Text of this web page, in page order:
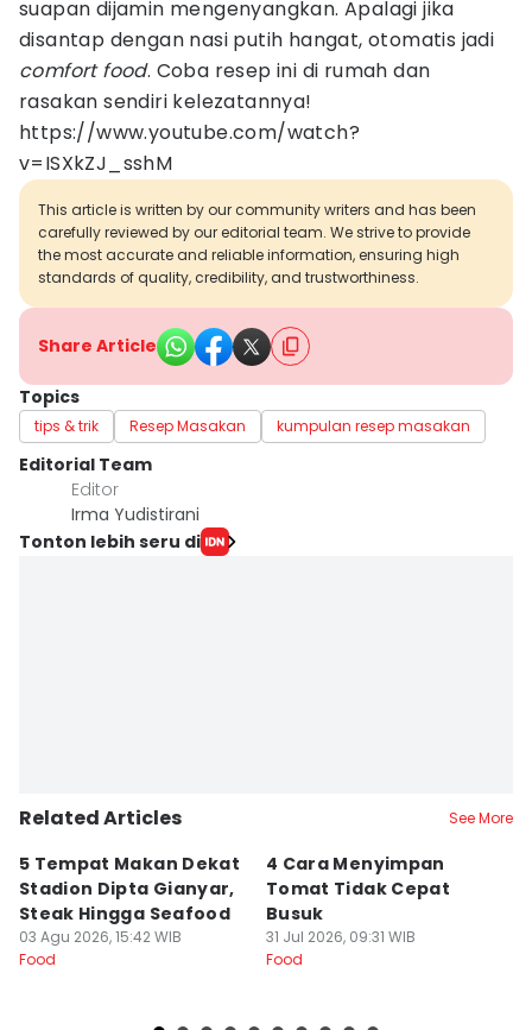
suapan dijamin mengenyangkan. Apalagi jika
disantap dengan nasi putih hangat, otomatis jadi
comfort food. Coba resep ini di rumah dan
rasakan sendiri kelezatannya!
https://www.youtube.com/watch?
v=ISXkZJ_sshM
This article is written by our community writers and has been
carefully reviewed by our editorial team. We strive to provide
the most accurate and reliable information, ensuring high
standards of quality, credibility, and trustworthiness.
Share Article
Topics
tips & trik Resep Masakan kumpulan resep masakan
Editorial Team
Editor
Irma Yudistirani
Tonton lebih seru di
Related Articles See More
5 Tempat Makan Dekat
Stadion Dipta Gianyar,
Steak Hingga Seafood
03 Agu 2026, 15:42 WIB
Food
4 Cara Menyimpan
Tomat Tidak Cepat
Busuk
31 Jul 2026, 09:31 WIB
Food